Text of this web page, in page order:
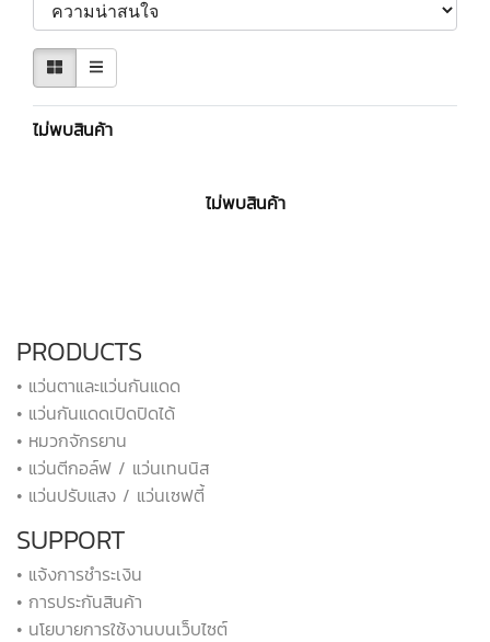
ไม่พบสินค้า
ไม่พบสินค้า
PRODUCTS
• แว่นตาและแว่นกันแดด
• แว่นกันแดดเปิดปิดได้
• หมวกจักรยาน
• แว่นตีกอล์ฟ / แว่นเทนนิส
• แว่นปรับแสง / แว่นเซฟตี้
SUPPORT
• แจ้งการชำระเงิน
• การประกันสินค้า
• นโยบายการใช้งานบนเว็บไซต์